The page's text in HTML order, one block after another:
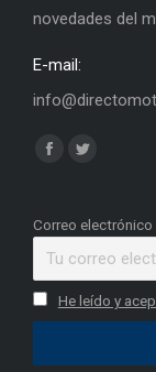
novedades del
E-mail:
Find us on:
Facebook
opens
window
Twitter
opens
window
Correo electrónico
He leído y